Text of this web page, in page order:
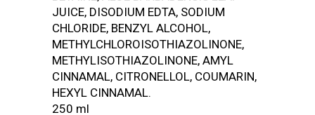
JUICE, DISODIUM EDTA, SODIUM
CHLORIDE, BENZYL ALCOHOL,
METHYLCHLOROISOTHIAZOLINONE,
METHYLISOTHIAZOLINONE, AMYL
CINNAMAL, CITRONELLOL, COUMARIN,
HEXYL CINNAMAL.
250 ml